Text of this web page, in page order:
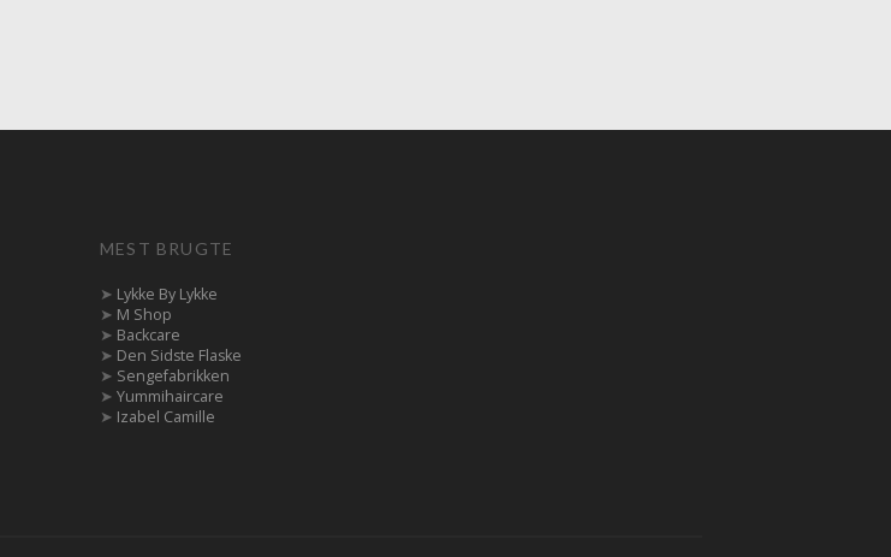
MEST BRUGTE
➤ Lykke By Lykke
➤ M Shop
➤ Backcare
➤ Den Sidste Flaske
➤ Sengefabrikken
➤ Yummihaircare
➤ Izabel Camille